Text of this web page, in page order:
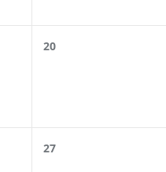
20
27